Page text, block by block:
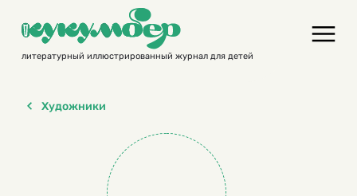
contentлитературный иллюстрированный журнал для детей
Художники